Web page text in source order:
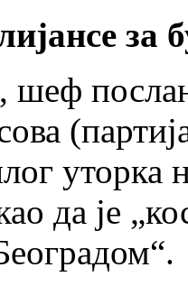
за
уторка
да је